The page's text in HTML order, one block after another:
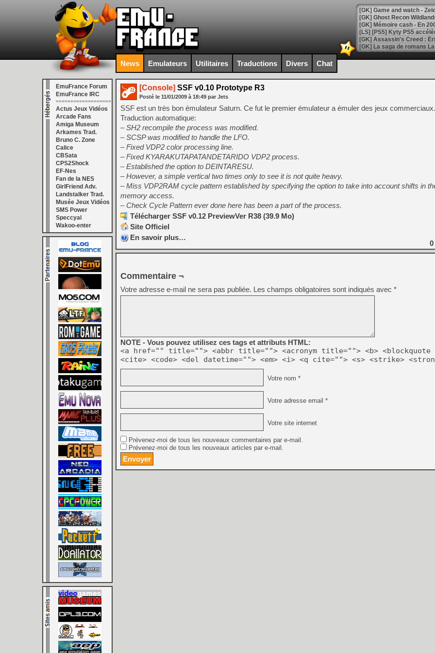
[Mo5] DOOM arrive en
[GK] Bethesda fête les 30
[GK] Roblox : l'action en
[GK] Agenda - GeForce
[GK] Devolver Digital en a
[LS] [PS5] ps5-y2jb-
[GK] Pourquoi Marvel
[GK] Test : Restory : Chill
[GK] GTA 6 : Rockstar
[GK] Hot Wheels Infinite
[GK] Mémoire cash -
[GK] Résultats Nintendo :
[GK] Déjà des
[Mo5] Brickboy cherche à
[GK] Minecraft et ses «
[GK] Beast of
[GK] Ubisoft : fin de partie
[GK] Mémoire cash -
[GK] Dan Houser (GTA)
[GK] Comment EA Sports
[GK] Crimson Moon : un
[GK] Isle of Reveries : le
[GK] Moonlighter 2 : The
[GK] Capcom relance
[Mo5] Deux inédits du
[GK] Le beat'em up The
[GK] Endless Legend 2 :
[LS] [PS5] Premiers
News Emulateurs Utilitaires Traductions Divers Chat
EmuFrance Forum
EmuFrance IRC
===================
Actus Jeux Vidéos
Arcade Fans
Amiga Museum
Arkames Trad.
Bruno C. Zone
Calice
CBSata
CPS2Shock
EF-Nes
Fan de la NES
GirlFriend Adv.
Landstalker Trad.
Musée Jeux Vidéos
SMS Power
Speccyal
Wakoo-enter
[Console] SSF v0.10 Prototype R3
Posté le 11/01/2009 à 18:49 par Jets
SSF est un très bon émulateur Saturn. Ce fut le premier émulateur a émuler des jeux commerciaux.
Traduction automatique:
– SH2 recompile the process was modified.
– SCSP was modified to handle the LFO.
– Fixed VDP2 color processing line.
– Fixed KYARAKUTAPATANDETARIDO VDP2 process.
– Established the option to DEINTARESU.
– However, a simple vertical two times only to see it is not quite heavy.
– Miss VDP2RAM cycle pattern established by specifying the option to take into account shifts in
memory access.
– Check Cycle Pattern ever done here has been a part of the process.
Télécharger SSF v0.12 PreviewVer R38 (39.9 Mo)
Site Officiel
En savoir plus…
0
Commentaire ¬
Votre adresse e-mail ne sera pas publiée. Les champs obligatoires sont indiqués avec *
NOTE - Vous pouvez utilisez ces tags et attributs HTML:
<a href="" title=""> <abbr title=""> <acronym title=""> <b> <blockquote
<cite> <code> <del datetime=""> <em> <i> <q cite=""> <s> <strike>
Votre nom *
Votre adresse email *
Votre site internet
Prévenez-moi de tous les nouveaux commentaires par e-mail.
Prévenez-moi de tous les nouveaux articles par e-mail.